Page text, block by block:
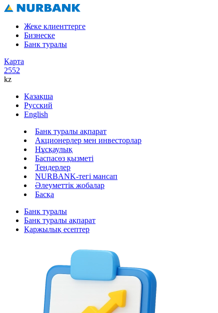
Жеке клиенттерге
Бизнеске
Банк туралы
Карта
2552
kz
Қазақша
Русский
English
Банк туралы ақпарат
Акционерлер мен инвесторлар
Нұсқаулық
Баспасөз қызметі
Тендерлер
NURBANK-тегі мансап
Әлеуметтік жобалар
Басқа
Банк туралы
Банк туралы ақпарат
Қаржылық есептер